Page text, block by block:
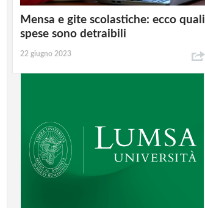
Mensa e gite scolastiche: ecco quali
spese sono detraibili
22 giugno 2023